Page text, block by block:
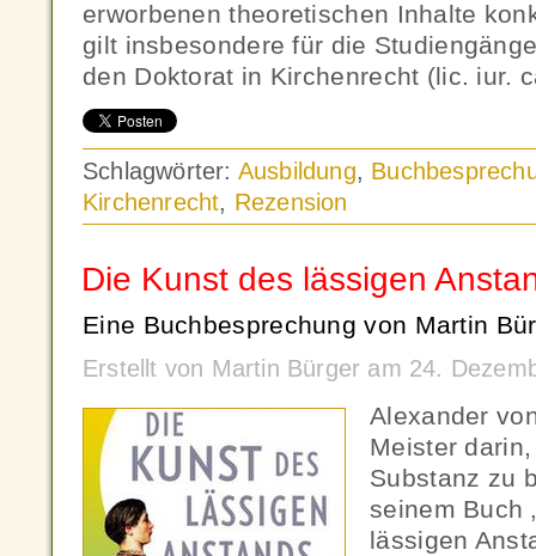
erworbenen theoretischen Inhalte
gilt insbesondere für die
den Doktorat in Kirchenrecht (lic. iur.
Schlagwörter: Ausbildung,
Kirchenrecht, Rezension
Die Kunst des lässigen
Eine Buchbesprechung von Martin
Erstellt von Martin Bürger am 24.
Alexander
Meister
Substanz zu
seinem Buch
lässigen